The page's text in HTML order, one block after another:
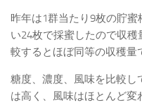
昨年は1群当たり9枚の貯
い24枚で採蜜したので収
較するとほぼ同等の収穫量
糖度、濃度、風味を比較
は高く、風味はほとんど変